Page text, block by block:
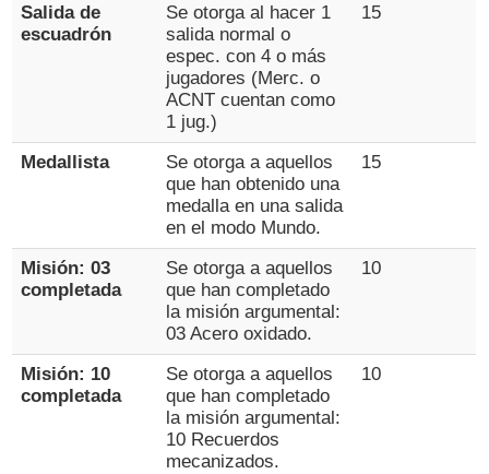
Salida de
escuadrón
Se otorga al hacer 1
salida normal o
espec. con 4 o más
jugadores (Merc. o
ACNT cuentan como
1 jug.)
15
Medallista
Se otorga a aquellos
que han obtenido una
medalla en una salida
en el modo Mundo.
15
Misión: 03
completada
Se otorga a aquellos
que han completado
la misión argumental:
03 Acero oxidado.
10
Misión: 10
completada
Se otorga a aquellos
que han completado
la misión argumental:
10 Recuerdos
mecanizados.
10